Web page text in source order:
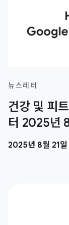
뉴스레터
건강 및 피
터 2025년
2025년 8월 21일